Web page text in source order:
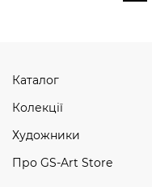
Каталог
Колекції
Художники
Про GS-Art Store